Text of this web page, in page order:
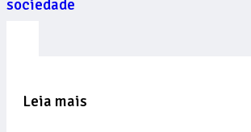
sociedade
Leia mais